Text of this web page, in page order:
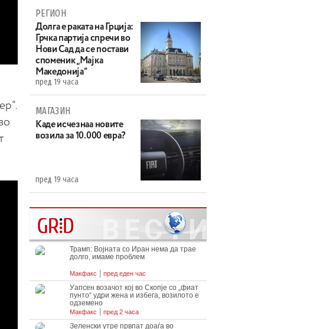
РЕГИОН
Долга е раката на Грција:
Грчка партија спречи во
Нови Сад да се постави
споменик „Мајка
Македонија“
пред 19 часа
МАГАЗИН
Каде исчезнаа новите
возила за 10.000 евра?
пред 19 часа